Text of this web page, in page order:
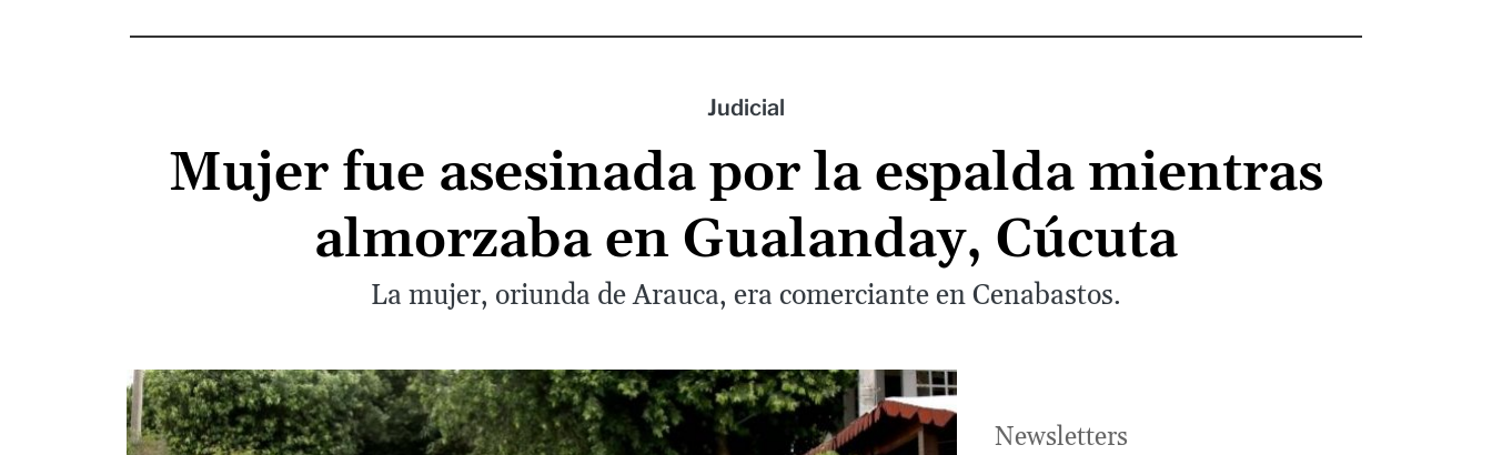
Judicial
Mujer fue asesinada por la espalda mientras
almorzaba en Gualanday, Cúcuta
La mujer, oriunda de Arauca, era comerciante en Cenabastos.
Newsletters